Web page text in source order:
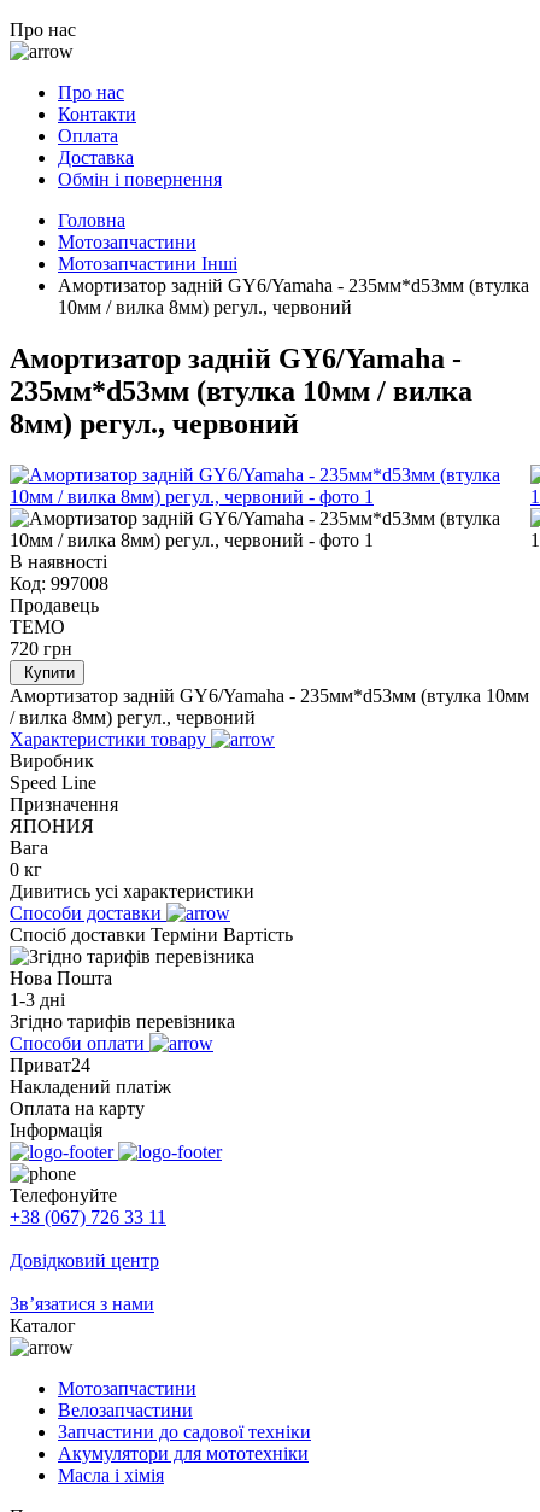
Про нас
Про нас
Контакти
Оплата
Доставка
Обмін і повернення
Головна
Мотозапчастини
Мотозапчастини Інші
Амортизатор задній GY6/Yamaha - 235мм*d53мм (втулка
10мм / вилка 8мм) регул., червоний
Амортизатор задній GY6/Yamaha -
235мм*d53мм (втулка 10мм / вилка
8мм) регул., червоний
В наявності
Код: 997008
Продавець
TEMO
720 грн
Купити
Амортизатор задній GY6/Yamaha - 235мм*d53мм (втулка 10мм
/ вилка 8мм) регул., червоний
Характеристики товару
Виробник
Speed Line
Призначення
ЯПОНИЯ
Вага
0 кг
Дивитись усі характеристики
Способи доставки
Спосіб доставки Терміни Вартість
Нова Пошта
1-3 дні
Згідно тарифів перевізника
Способи оплати
Приват24
Накладений платіж
Оплата на карту
Інформація
Телефонуйте
+38 (067) 726 33 11
Довідковий центр
Зв’язатися з нами
Каталог
Мотозапчастини
Велозапчастини
Запчастини до садової техніки
Акумулятори для мототехніки
Масла і хімія